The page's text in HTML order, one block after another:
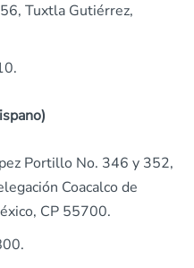
Tuxtla Gutiérrez,
Portillo No. 346 y 352,
Coacalco de
CP 55700.